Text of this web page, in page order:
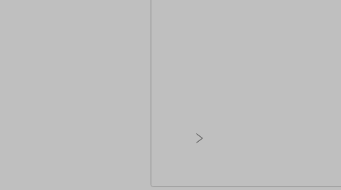
Zobacz wszystkie artykuły